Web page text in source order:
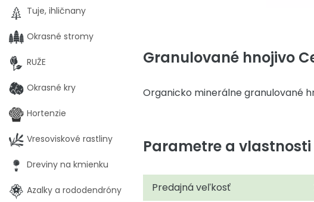
Granulované hnojivo
Organicko minerálne granulované
Parametre a vlastnosti
Predajná veľkosť
Tuje, ihličnany
Okrasné stromy
RUŽE
Okrasné kry
Hortenzie
Vresoviskové rastliny
Dreviny na kmienku
Azalky a rododendróny